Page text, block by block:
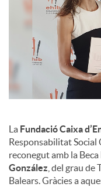
La Fundació Caixa
Responsabilitat Social
reconegut amb la
González , del grau
Balears. Gràcies a